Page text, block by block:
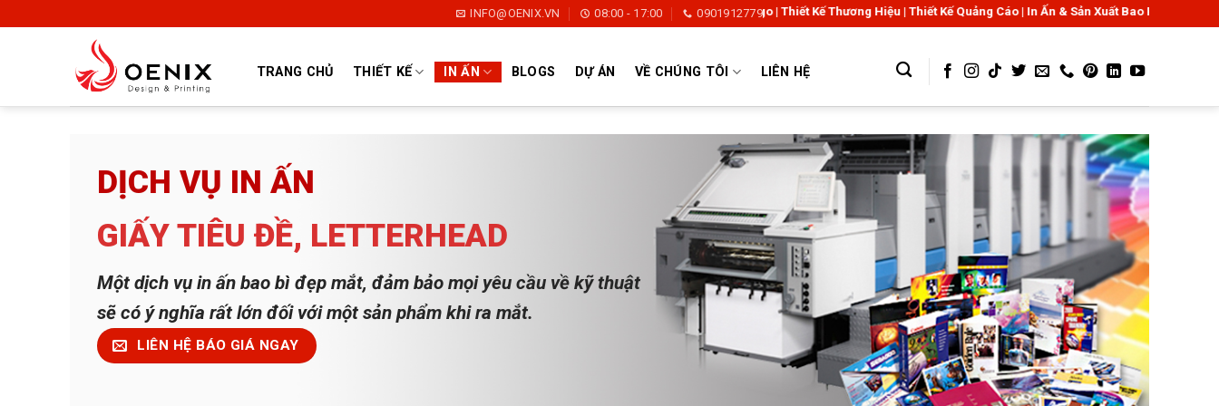
to
INFO@OENIX.VN 08:00 - 17:00 0901912779
Thiết Kế Logo | Thiết Kế Thương Hiệu | Thiết Kế Quảng Cáo | In Ấn & Sản Xuất Bao Bì Giấy
TRANG CHỦ THIẾT KẾ IN ẤN BLOGS DỰ ÁN VỀ CHÚNG TÔI LIÊN HỆ
DỊCH VỤ IN ẤN
GIẤY TIÊU ĐỀ, LETTERHEAD
Một dịch vụ in ấn bao bì đẹp mắt, đảm bảo mọi yêu cầu về kỹ thuật
sẽ có ý nghĩa rất lớn đối với một sản phẩm khi ra mắt.
LIÊN HỆ BÁO GIÁ NGAY